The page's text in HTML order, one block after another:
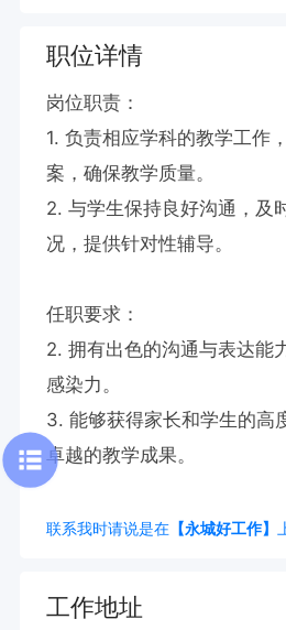
职位详情
岗位职责：
1. 负责相应学科的教学工作
案，确保教学质量。
2. 与学生保持良好沟通，及
况，提供针对性辅导。
任职要求：
2. 拥有出色的沟通与表达能
感染力。
3. 能够获得家长和学生的高
卓越的教学成果。
联系我时请说是在【永城好工作】
工作地址